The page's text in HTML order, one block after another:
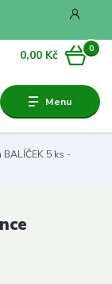
Menu
0
0,00 Kč
BALÍČEK 5 ks -